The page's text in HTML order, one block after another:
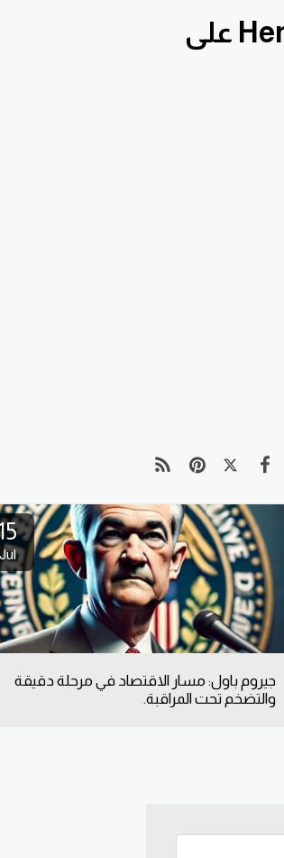
بقناة تحليلات يومية Hennawifx على
جيروم باول: مسار الاقتصاد في مرحلة دقيقة
والتضخم تحت المراقبة.